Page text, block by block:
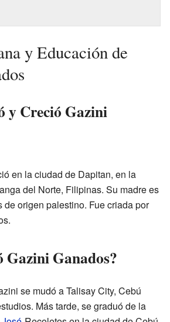
y Educación de
y Creció Gazini
en la ciudad de Dapitan, en la
del Norte, Filipinas. Su madre es
de origen palestino. Fue criada por
Gazini Ganados?
se mudó a Talisay City, Cebú
Más tarde, se graduó de la